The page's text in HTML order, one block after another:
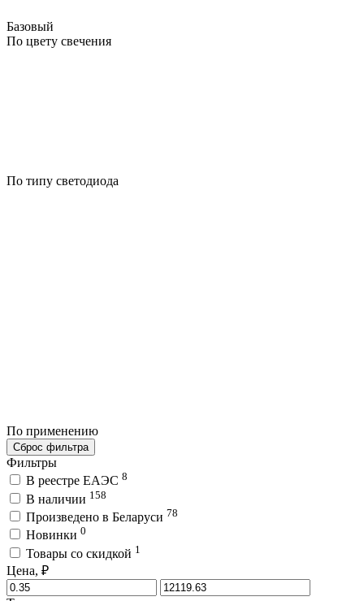
Базовый
По цвету свечения
По типу светодиода
По применению
Сброс фильтра
Фильтры
В реестре ЕАЭС 8
В наличии 158
Произведено в Беларуси 78
Новинки 0
Товары со скидкой 1
Цена, ₽